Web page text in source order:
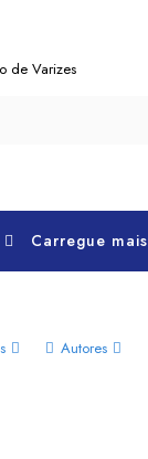
de Varizes
Carregue mais
Autores